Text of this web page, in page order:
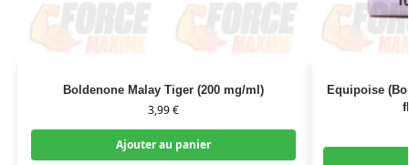
Boldenone Malay Tiger (200 mg/ml)
3,99€
Ajouter au panier
Equipoise